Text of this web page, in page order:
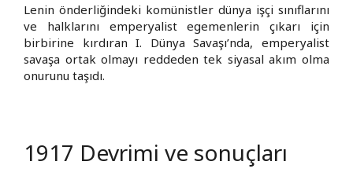
Lenin önderliğindeki komünistler dünya işçi sınıflarını
ve halklarını emperyalist egemenlerin çıkarı için
birbirine kırdıran I. Dünya Savaşı’nda, emperyalist
savaşa ortak olmayı reddeden tek siyasal akım olma
onurunu taşıdı.
1917 Devrimi ve sonuçları